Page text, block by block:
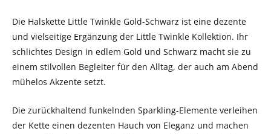
Die Halskette Little Twinkle Gold-Schwarz ist eine dezente
und vielseitige Ergänzung der Little Twinkle Kollektion. Ihr
schlichtes Design in edlem Gold und Schwarz macht sie zu
einem stilvollen Begleiter für den Alltag, der auch am Abend
mühelos Akzente setzt.
Die zurückhaltend funkelnden Sparkling-Elemente verleihen
der Kette einen dezenten Hauch von Eleganz und machen